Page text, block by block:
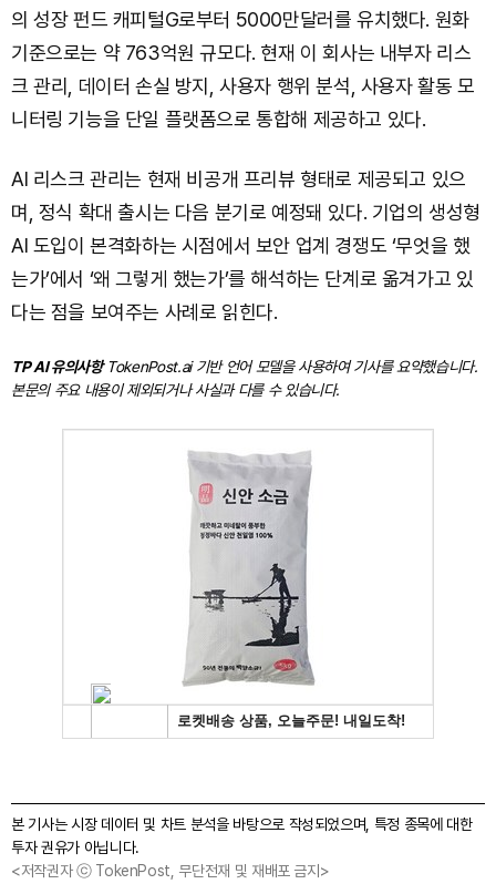
의 성장 펀드 캐피털G로부터 5000만달러를 유치했다. 원화
기준으로는 약 763억원 규모다. 현재 이 회사는 내부자 리스
크 관리, 데이터 손실 방지, 사용자 행위 분석, 사용자 활동 모
니터링 기능을 단일 플랫폼으로 통합해 제공하고 있다.
AI 리스크 관리는 현재 비공개 프리뷰 형태로 제공되고 있으
며, 정식 확대 출시는 다음 분기로 예정돼 있다. 기업의 생성형
AI 도입이 본격화하는 시점에서 보안 업계 경쟁도 ‘무엇을 했
는가’에서 ‘왜 그렇게 했는가’를 해석하는 단계로 옮겨가고 있
다는 점을 보여주는 사례로 읽힌다.
TP AI 유의사항TokenPost.ai 기반 언어 모델을 사용하여 기사를 요약했습니다.
본문의 주요 내용이 제외되거나 사실과 다를 수 있습니다.
본 기사는 시장 데이터 및 차트 분석을 바탕으로 작성되었으며, 특정 종목에 대한
투자 권유가 아닙니다.
<저작권자 ⓒ TokenPost, 무단전재 및 재배포 금지>